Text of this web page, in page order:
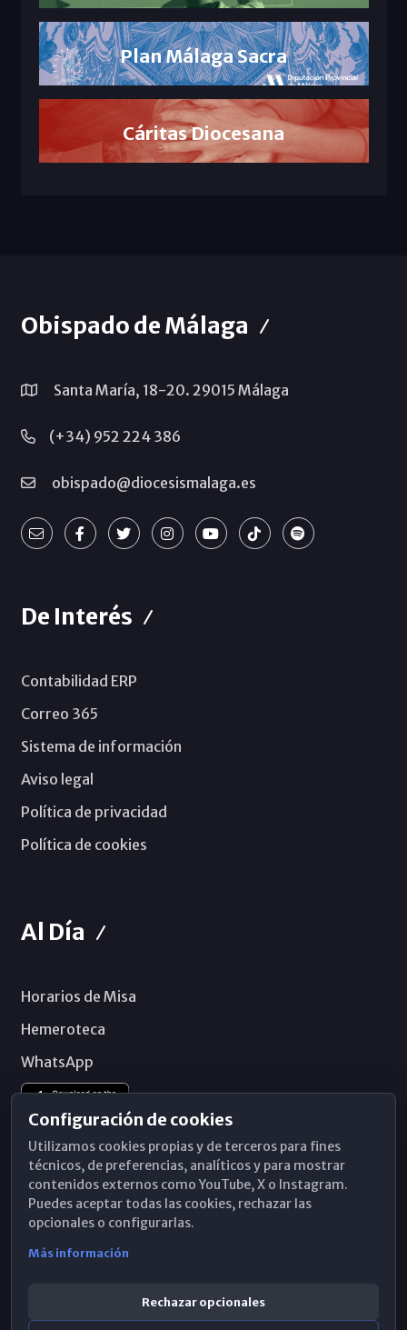
Plan Málaga Sacra
Cáritas Diocesana
Obispado de Málaga
Santa María, 18-20. 29015 Málaga
(+34) 952 224 386
obispado@diocesismalaga.es
De Interés
Contabilidad ERP
Correo 365
Sistema de información
Aviso legal
Política de privacidad
Política de cookies
Al Día
Horarios de Misa
Hemeroteca
WhatsApp
Configuración de cookies
Utilizamos cookies propias y de terceros para fines
técnicos, de preferencias, analíticos y para mostrar
contenidos externos como YouTube, X o Instagram.
Puedes aceptar todas las cookies, rechazar las
opcionales o configurarlas.
Más información
Rechazar opcionales